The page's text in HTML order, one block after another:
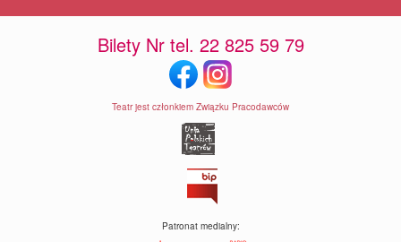
Bilety Nr tel. 22 825 59 79
Teatr jest członkiem Związku Pracodawców
Patronat medialny: